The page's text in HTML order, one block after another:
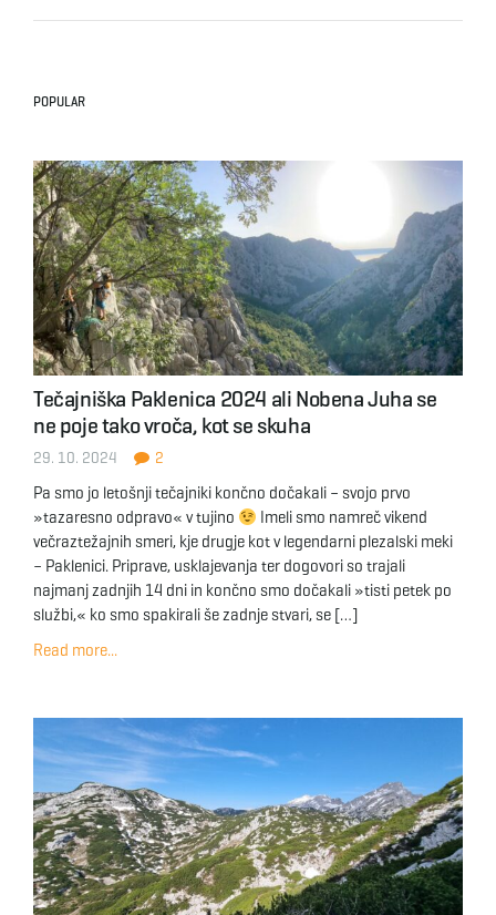
n
v
i
o
n
POPULAR
Tečajniška Paklenica 2024 ali Nobena Juha se
ne poje tako vroča, kot se skuha
29. 10. 2024 2
Pa smo jo letošnji tečajniki končno dočakali – svojo prvo
»tazaresno odpravo« v tujino
Imeli smo namreč vikend
večraztežajnih smeri, kje drugje kot v legendarni plezalski meki
– Paklenici. Priprave, usklajevanja ter dogovori so trajali
najmanj zadnjih 14 dni in končno smo dočakali »tisti petek po
službi,« ko smo spakirali še zadnje stvari, se […]
Read more...